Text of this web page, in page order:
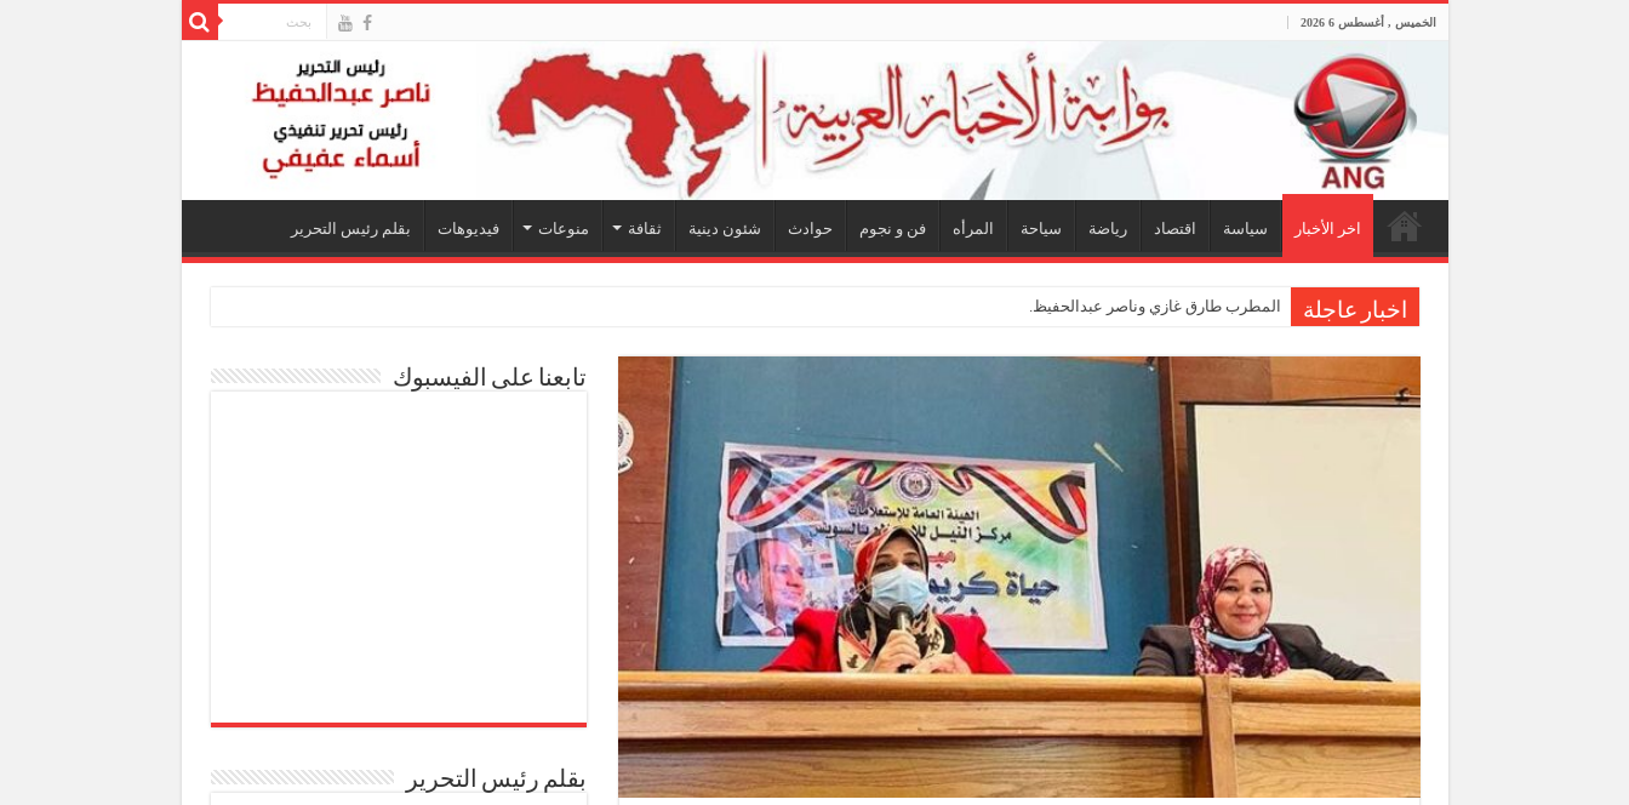
الخميس , أغسطس 6 2026
اخر الأخبار سياسة اقتصاد رياضة سياحة المرأه فن و نجوم حوادث شئون دينية ثقافة منوعات فيديوهات بقلم رئيس التحرير
اخبار عاجلة المطرب طارق غازي وناصر عبدالحفيظ.. شراكة فنية ترسم م
تابعنا على الفيسبوك
بقلم رئيس التحرير